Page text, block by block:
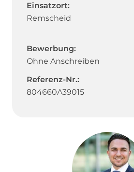
Einsatzort:
Remscheid
Bewerbung:
Ohne Anschreiben
Referenz-Nr.:
804660A39015